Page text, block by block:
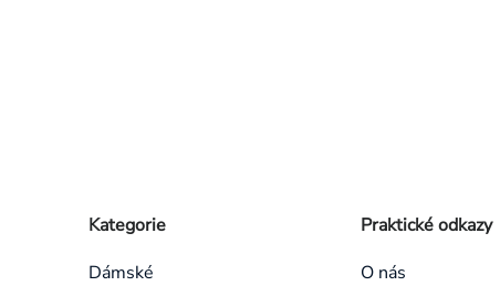
kategorie
Kategorie
Dámské
Praktické odkazy
O nás